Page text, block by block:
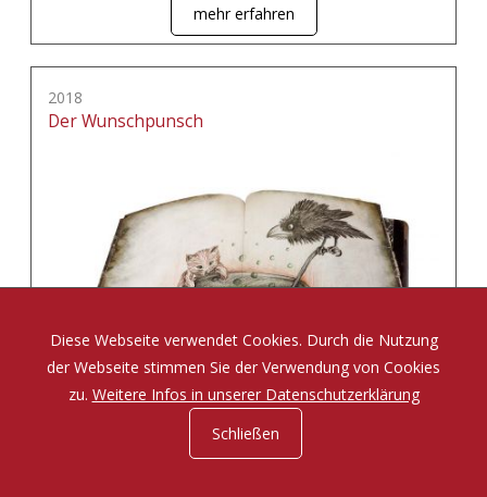
mehr erfahren
2018
Der Wunschpunsch
Eine Zauberposse von Michael Ende
Diese Webseite verwendet Cookies. Durch die Nutzung
der Webseite stimmen Sie der Verwendung von Cookies
zu. Weitere Infos in unserer Datenschutzerklärung
Schließen